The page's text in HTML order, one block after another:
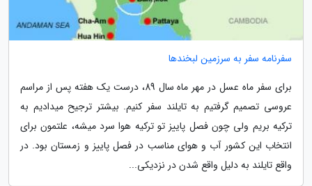
سفرنامه سفر به سرزمین لبخندها
برای سفر ماه عسل در مهر ماه سال 89، درست یک هفته پس از مراسم
عروسی تصمیم گرفتیم به تایلند سفر کنیم. بیشتر ترجیح میدادیم به
ترکیه بریم ولی چون فصل پاییز تو ترکیه هوا سرد میشه، علتمون برای
انتخاب این کشور آب و هوای مناسب در فصل پاییز و زمستان بود. در
واقع تایلند به دلیل واقع شدن در نزدیکی...